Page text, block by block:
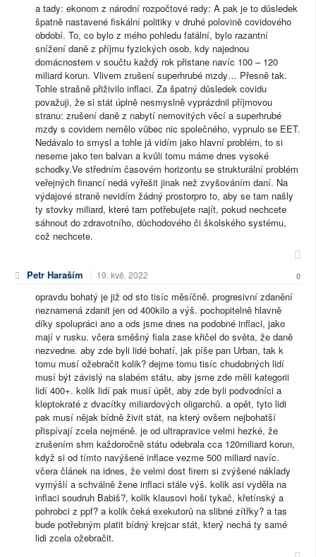
a tady: ekonom z národní rozpočtové rady: A pak je to důsledek
špatně nastavené fiskální politiky v druhé polovině covidového
období. To, co bylo z mého pohledu fatální, bylo razantní
snížení daně z příjmu fyzických osob, kdy najednou
domácnostem v součtu každý rok přistane navíc 100 – 120
miliard korun. Vlivem zrušení superhrubé mzdy… Přesně tak.
Tohle strašně přiživilo inflaci. Za špatný důsledek covidu
považuji, že si stát úplně nesmyslně vyprázdnil příjmovou
stranu: zrušení daně z nabytí nemovitých věcí a superhrubé
mzdy s covidem nemělo vůbec nic společného, vypnulo se EET.
Nedávalo to smysl a tohle já vidím jako hlavní problém, to si
neseme jako ten balvan a kvůli tomu máme dnes vysoké
schodky.Ve středním časovém horizontu se strukturální problém
veřejných financí nedá vyřešit jinak než zvyšováním daní. Na
výdajové straně nevidím žádný prostorpro to, aby se tam našly
ty stovky miliard, které tam potřebujete najít, pokud nechcete
sáhnout do zdravotního, důchodového či školského systému,
což nechcete.
Petr Haraším 19. kvě. 2022 0
opravdu bohatý je již od sto tisíc měsíčně. progresivní zdanění
neznamená zdanit jen od 400kilo a výš. pochopitelně hlavně
díky spolupráci ano a ods jsme dnes na podobné inflaci, jako
mají v rusku. včera směšný fiala zase křičel do světa, že daně
nezvedne. aby zde byli lidé bohatí, jak píše pan Urban, tak k
tomu musí ožebračit kolik? dejme tomu tisíc chudobných lidí
musí být závislý na slabém státu, aby jsme zde měli kategorii
lidí 400+. kolik lidí pak musí úpět, aby zde byli podvodníci a
kleptokraté z dvacítky miliardových oligarchů. a opět, tyto lidi
pak musí nějak bídně živit stát, na který ovšem nejbohatší
přispívají zcela nejméně. je od ultrapravice velmi hezké, že
zrušením shm každoročně státu odebrala cca 120miliard korun,
když si od tímto navýšené inflace vezme 500 miliard navíc.
včera článek na idnes, že velmi dost firem si zvýšené náklady
vymýšlí a schválně žene inflaci stále výš. kolik asi vyděla na
inflaci soudruh Babiš?, kolik klausovi hoši tykač, křetínský a
pohrobci z ppf? a kolik čeká exekutorů na slibné zítřky? a tas
bude potřebným platit bídný krejcar stát, který nechá ty samé
lidi zcela ožebračit.